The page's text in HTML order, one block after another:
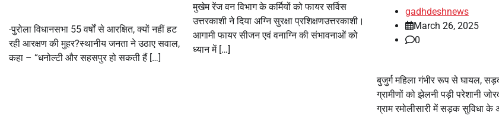
-पुरोला विधानसभा 55 वर्षों से आरक्षित, क्यों नहीं हट
रही आरक्षण की मुहर?स्थानीय जनता ने उठाए सवाल,
कहा – “धनोल्टी और सहसपुर हो सकती हैं […]
मुखेम रेंज वन विभाग के कर्मियों को फायर सर्विस
उत्तरकाशी ने दिया अग्नि सुरक्षा प्रशिक्षणउत्तरकाशी।
आगामी फायर सीजन एवं वनाग्नि की संभावनाओं को
ध्यान में […]
gadhdeshnews
March 26, 2025
0
बुजुर्ग महिला गंभीर रूप से घायल,
ग्रामीणों को झेलनी पड़ी परेशानी
ग्राम रमोलीसारी में सड़क सुविधा के